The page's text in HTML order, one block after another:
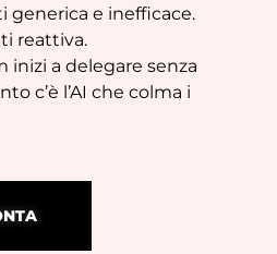
e inefficace.
reattiva.
inizi a delegare senza
c’è l’AI che colma i